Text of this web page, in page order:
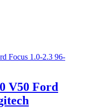
V50 Ford